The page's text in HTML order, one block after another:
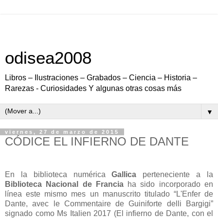
odisea2008
Libros – Ilustraciones – Grabados – Ciencia – Historia –
Rarezas - Curiosidades Y algunas otras cosas más
▼
viernes, 27 de marzo de 2015
CÓDICE EL INFIERNO DE DANTE
En la biblioteca numéricaGallica perteneciente a la
Biblioteca Nacional de Franciaha sido incorporado en
línea este mismo mes un manuscrito titulado “L'Enfer de
Dante, avec le Commentaire de Guiniforte delli Bargigi”
signado como Ms Italien 2017 (El infierno de Dante, con el